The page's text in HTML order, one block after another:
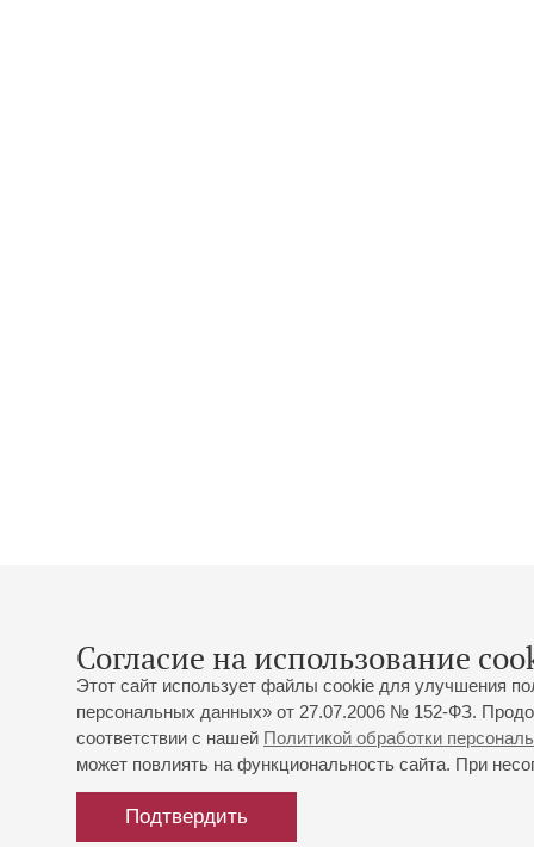
Согласие на использование
Этот сайт использует файлы cookie для улучшения
персональных данных» от 27.07.2006 № 152-ФЗ.
соответствии с нашей Политикой обработки
может повлиять на функциональность сайта. При
Подтвердить